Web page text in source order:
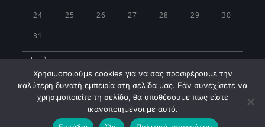
24 25 26 27 28 29 30
31
« Ιούλ
Χρησιμοποιούμε cookies για να σας προσφέρουμε την
καλύτερη δυνατή εμπειρία στη σελίδα μας. Εάν συνεχίσετε να
χρησιμοποιείτε τη σελίδα, θα υποθέσουμε πως είστε
ικανοποιημένοι με αυτό.